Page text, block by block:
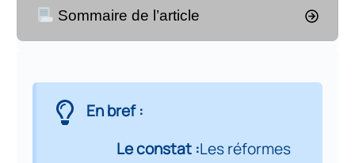
Sommaire de l’article
En bref :
Le constat :Les réformes